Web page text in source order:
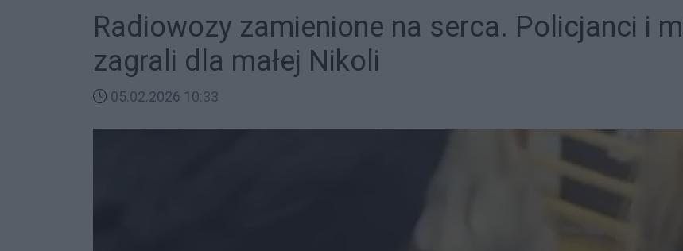
Radiowozy zamienione na serca. Policjanci i
zagrali dla małej Nikoli
05.02.2026 10:33